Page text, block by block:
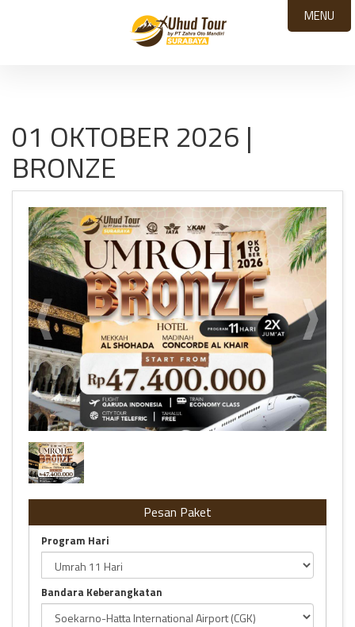
01 OKTOBER 2026 |
BRONZE
01 OKTOBER 2026 | BRONZE
Pesan Paket
Program Hari
Bandara Keberangkatan
MENU